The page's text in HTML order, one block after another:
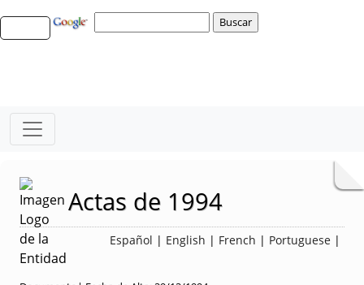
Actas de 1994
Español | English | French | Portuguese |